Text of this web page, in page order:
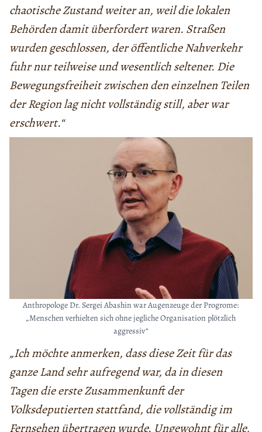
chaotische Zustand weiter an, weil die lokalen
Behörden damit überfordert waren. Straßen
wurden geschlossen, der öffentliche Nahverkehr
fuhr nur teilweise und wesentlich seltener. Die
Bewegungsfreiheit zwischen den einzelnen Teilen
der Region lag nicht vollständig still, aber war
erschwert.“
Anthropologe Dr. Sergei Abashin war Augenzeuge der Progrome:
„Menschen verhielten sich ohne jegliche Organisation plötzlich
aggressiv“
„Ich möchte anmerken, dass diese Zeit für das
ganze Land sehr aufregend war, da in diesen
Tagen die erste Zusammenkunft der
Volksdeputierten stattfand, die vollständig im
Fernsehen übertragen wurde. Ungewohnt für alle,